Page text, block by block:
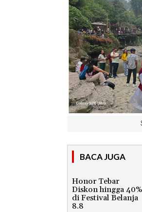
BACA JUGA
Honor Tebar
Diskon hingga 40%
di Festival Belanja
8.8